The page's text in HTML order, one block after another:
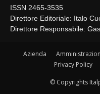
ISSN 2465-3535
Direttore Editoriale: Italo
Direttore Responsabile:
Azienda
Privacy Policy
© Copyrights